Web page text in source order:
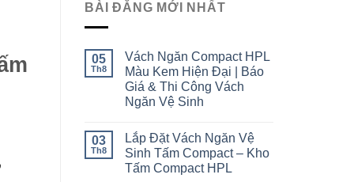
BÀI ĐĂNG MỚI NHẤT
05
Th8
Vách Ngăn Compact HPL
Màu Kem Hiện Đại | Báo
Giá & Thi Công Vách
Ngăn Vệ Sinh
03
Th8
Lắp Đặt Vách Ngăn Vệ
Sinh Tấm Compact – Kho
Tấm Compact HPL